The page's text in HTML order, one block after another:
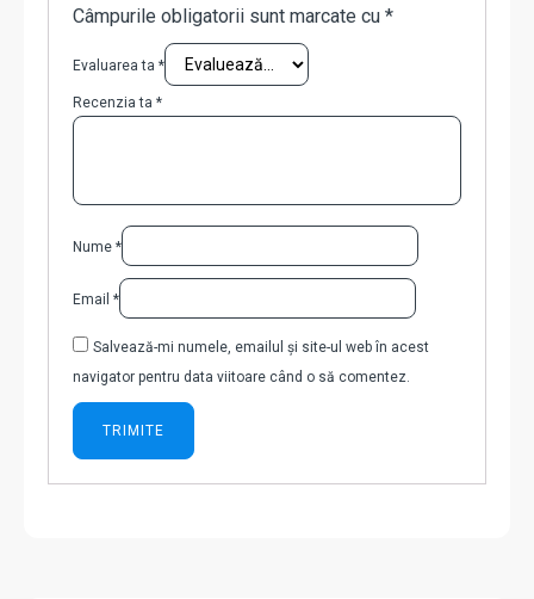
Câmpurile obligatorii sunt marcate cu *
Evaluarea ta *
Recenzia ta *
Nume *
Email *
Salvează-mi numele, emailul și site-ul web în acest
navigator pentru data viitoare când o să comentez.